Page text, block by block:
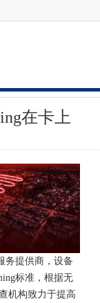
在卡上
务提供商，设备
标准，根据无
机构致力于提高